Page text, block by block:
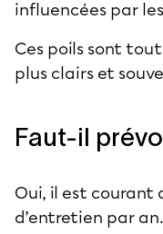
influencées par
Ces poils sont
plus clairs et
Faut-il
Oui, il est courant
d’entretien par an.